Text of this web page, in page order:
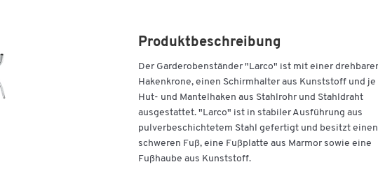
Produktbeschreibung
Der Garderobenständer "Larco" ist mit einer
Hakenkrone, einen Schirmhalter aus Kunststoff und je
Hut- und Mantelhaken aus Stahlrohr und Stahldraht
ausgestattet. "Larco" ist in stabiler Ausführung aus
pulverbeschichtetem Stahl gefertigt und besitzt einen
schweren Fuß, eine Fußplatte aus Marmor sowie eine
Fußhaube aus Kunststoff.